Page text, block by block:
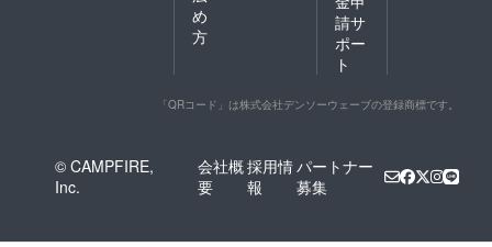
『考え方と偏見
なくせば少し安
くなるよ』と変
化の一助になれ
長々と書いてし
め
方
請サ
ポー
ト
「QRコード」は株式会社デンソーウェーブの登録商標です。
© CAMPFIRE,
Inc.
会社概
要
採用情
報
パートナー
募集